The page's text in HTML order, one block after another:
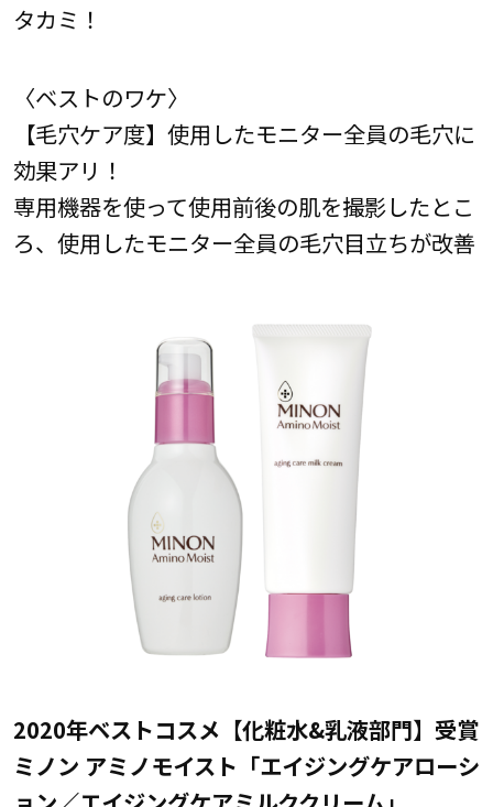
タカミ！
〈ベストのワケ〉
【毛穴ケア度】使用したモニター全員の毛穴に
効果アリ！
専用機器を使って使用前後の肌を撮影したとこ
ろ、使用したモニター全員の毛穴目立ちが改善
2020年ベストコスメ【化粧水&乳液部門】受賞
ミノン アミノモイスト「エイジングケアローシ